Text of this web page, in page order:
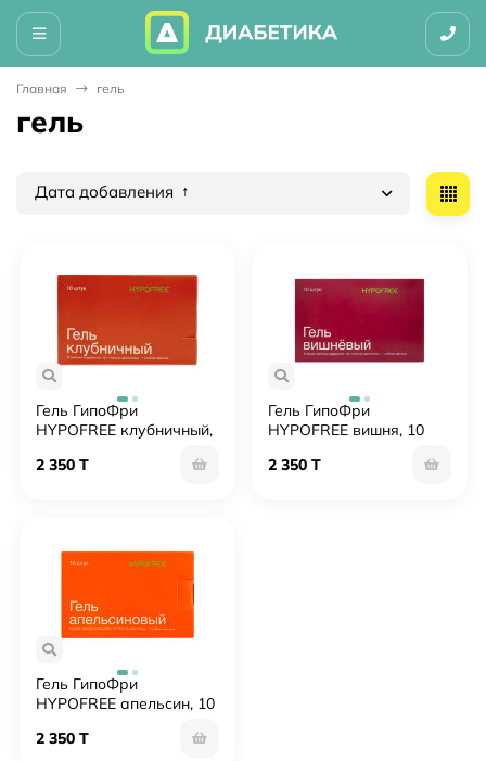
Главная гель
гель
Дата добавления
Гель ГипоФри
HYPOFREE клубничный,
2 350 T
Гель ГипоФри
HYPOFREE вишня, 10
2 350 T
Гель ГипоФри
HYPOFREE апельсин, 10
2 350 T